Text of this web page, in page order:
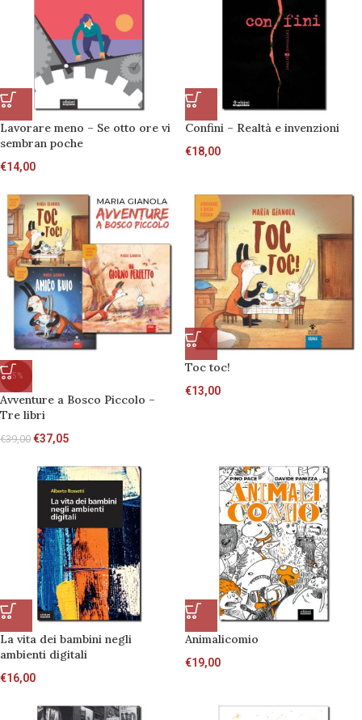
Lavorare meno – Se otto ore vi
sembran poche
€14,00
Confini – Realtà e invenzioni
€18,00
-5%
Avventure a Bosco Piccolo –
Tre libri
€39,00 €37,05
Toc toc!
€13,00
La vita dei bambini negli
ambienti digitali
€16,00
Animalicomio
€19,00